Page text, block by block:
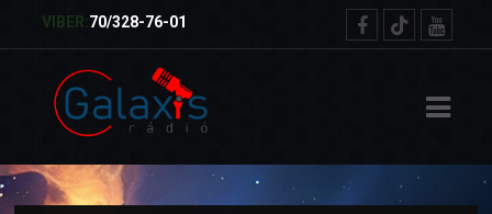
VIBER:70/328-76-01